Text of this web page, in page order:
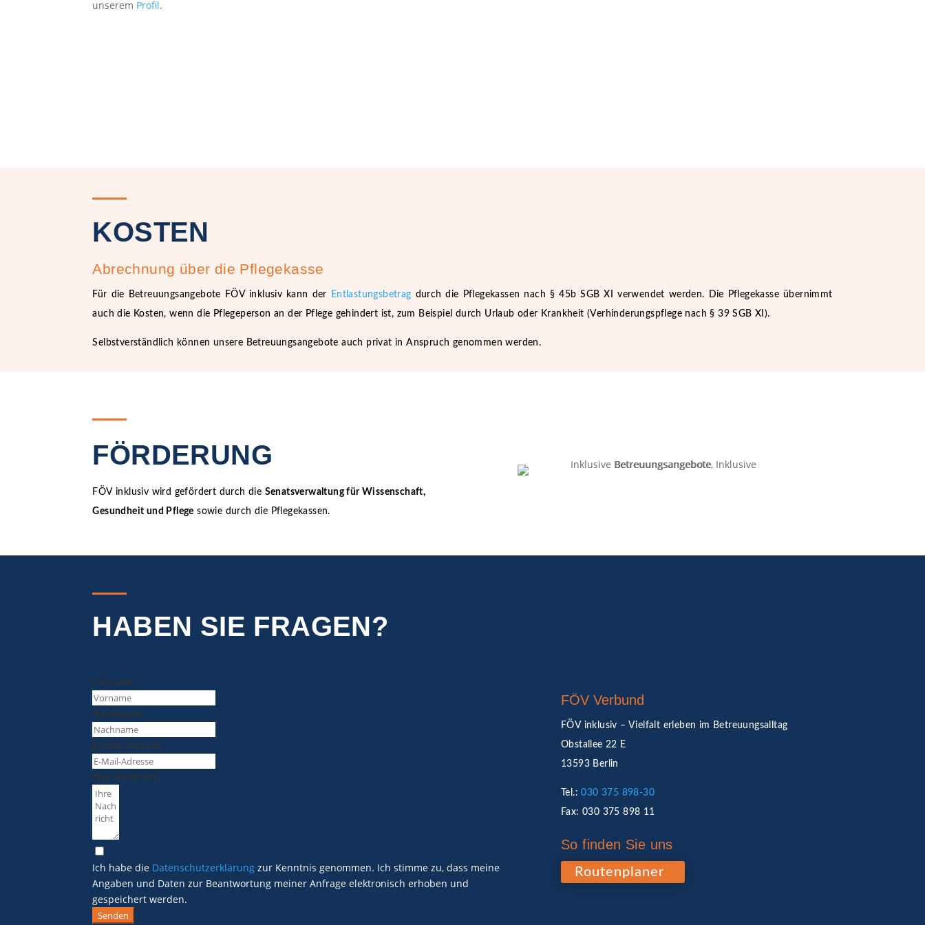
unserem Profil.
KOSTEN
Abrechnung über die Pflegekasse
Für die Betreuungsangebote FÖV inklusiv kann der Entlastungsbetrag durch die Pflegekassen nach § 45b SGB XI verwendet werden.
Die Pflegekasse übernimmt
auch die Kosten, wenn die Pflegeperson an der Pflege gehindert ist, zum Beispiel durch Urlaub oder Krankheit (Verhinderungspflege nach § 39 SGB XI).
Selbstverständlich können unsere Betreuungsangebote auch privat in Anspruch genommen werden.
FÖRDERUNG
FÖV inklusiv wird gefördert durch die Senatsverwaltung für Wissenschaft,
Gesundheit und Pflege sowie durch die Pflegekassen.
HABEN SIE FRAGEN?
Vorname
Nachname
E-Mail-Adresse
Ihre Nachricht
Ich habe die Datenschutzerklärung zur Kenntnis genommen. Ich stimme zu, dass meine
Angaben und Daten zur Beantwortung meiner Anfrage elektronisch erhoben und
gespeichert werden.
Senden
FÖV Verbund
FÖV inklusiv – Vielfalt erleben im Betreuungsalltag
Obstallee 22 E
13593 Berlin
Tel.:030 375 898-30
Fax: 030 375 898 11
So finden Sie uns
Routenplaner